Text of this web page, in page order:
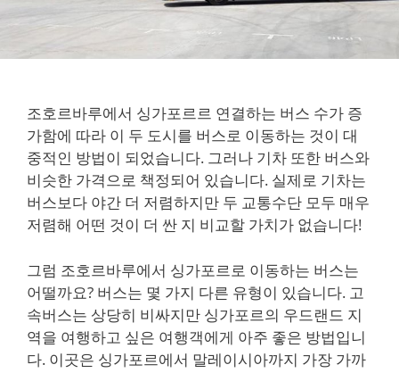
조호르바루에서 싱가포르르 연결하는 버스 수가 증
가함에 따라 이 두 도시를 버스로 이동하는 것이 대
중적인 방법이 되었습니다. 그러나 기차 또한 버스와
비슷한 가격으로 책정되어 있습니다. 실제로 기차는
버스보다 야간 더 저렴하지만 두 교통수단 모두 매우
저렴해 어떤 것이 더 싼 지 비교할 가치가 없습니다!
그럼 조호르바루에서 싱가포르로 이동하는 버스는
어떨까요? 버스는 몇 가지 다른 유형이 있습니다. 고
속버스는 상당히 비싸지만 싱가포르의 우드랜드 지
역을 여행하고 싶은 여행객에게 아주 좋은 방법입니
다. 이곳은 싱가포르에서 말레이시아까지 가장 가까